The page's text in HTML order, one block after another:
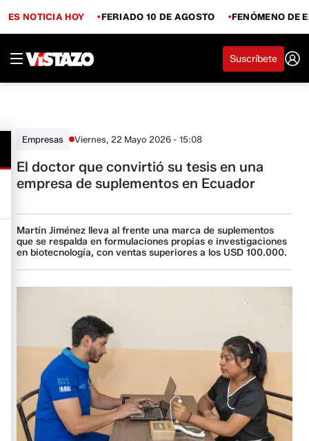
ES NOTICIA HOY FERIADO 10 DE AGOSTO FENÓMENO DE
Suscríbete
Empresas Viernes, 22 Mayo 2026 - 15:08
El doctor que convirtió su tesis en una
empresa de suplementos en Ecuador
Martín Jiménez lleva al frente una marca de suplementos
que se respalda en formulaciones propias e investigaciones
en biotecnología, con ventas superiores a los USD 100.000.